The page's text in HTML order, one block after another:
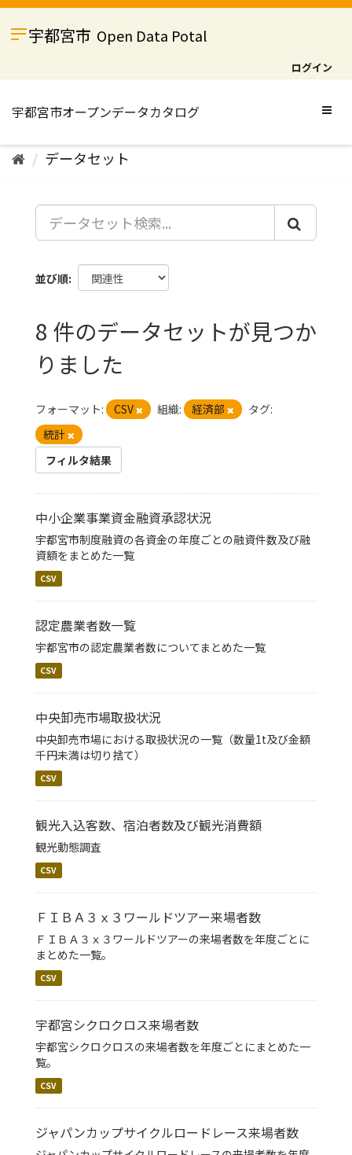
ス
宇都宮市 Open Data Potal
ログイン
データセット
並び順
8 件のデータセットが見つか
りました
フォーマット: CSV 組織: 経済部
タグ:
統計
フィルタ結果
中小企業事業資金融資承認状況
宇都宮市制度融資の各資金の年度ごとの融資件数及び融
資額をまとめた一覧
CSV
認定農業者数一覧
宇都宮市の認定農業者数についてまとめた一覧
CSV
中央卸売市場取扱状況
中央卸売市場における取扱状況の一覧（数量1t及び金額
千円未満は切り捨て）
CSV
観光入込客数、宿泊者数及び観光消費額
観光動態調査
CSV
ＦＩＢＡ３ｘ３ワールドツアー来場者数
ＦＩＢＡ３ｘ３ワールドツアーの来場者数を年度ごとに
まとめた一覧。
CSV
宇都宮シクロクロス来場者数
宇都宮シクロクロスの来場者数を年度ごとにまとめた一
覧。
CSV
ジャパンカップサイクルロードレース来場者数